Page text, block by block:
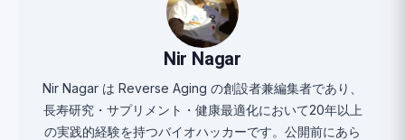
Nir Nagar
Nir Nagar は Reverse Aging の創設者兼編集者であり、
長寿研究・サプリメント・健康最適化において20年以上
の実践的経験を持つバイオハッカーです。公開前にあら